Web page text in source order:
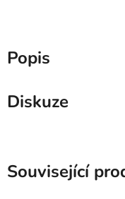
Popis
Diskuze
Související